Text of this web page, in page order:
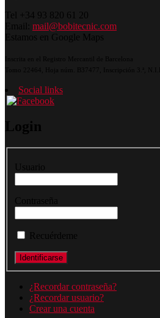
Tel +34 93 820 61 20
Email: mail@bobitecnic.com
Estamos en Google Maps
Inscrita en el Registro Mercantil de Barcelona
Social links
Login
Usuario
Contraseña
Recuérdeme
¿Recordar contraseña?
¿Recordar usuario?
Crear una cuenta